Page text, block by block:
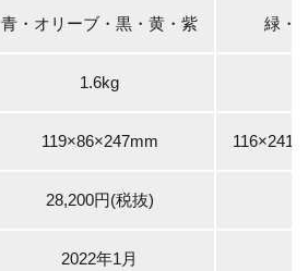
青・オリーブ・黒・黄・紫 緑・
1.6kg
119×86×247mm
28,200円(税抜)
2022年1月